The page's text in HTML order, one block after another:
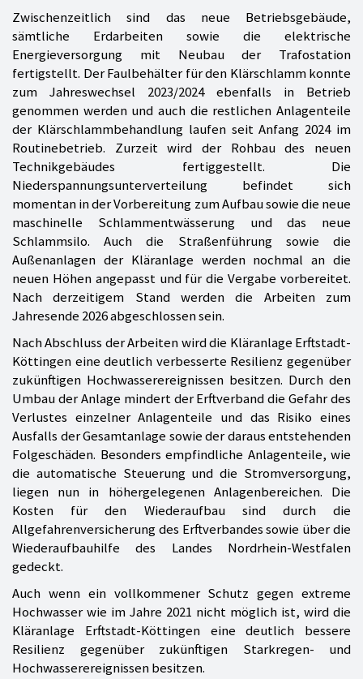
Zwischenzeitlich sind das neue Betriebsgebäude,
sämtliche Erdarbeiten sowie die elektrische
Energieversorgung mit Neubau der Trafostation
fertigstellt. Der Faulbehälter für den Klärschlamm konnte
zum Jahreswechsel 2023/2024 ebenfalls in Betrieb
genommen werden und auch die restlichen Anlagenteile
der Klärschlammbehandlung laufen seit Anfang 2024 im
Routinebetrieb. Zurzeit wird der Rohbau des neuen
Technikgebäudes fertiggestellt. Die
Niederspannungsunterverteilung befindet sich
momentan in der Vorbereitung zum Aufbau sowie die neue
maschinelle Schlammentwässerung und das neue
Schlammsilo. Auch die Straßenführung sowie die
Außenanlagen der Kläranlage werden nochmal an die
neuen Höhen angepasst und für die Vergabe vorbereitet.
Nach derzeitigem Stand werden die Arbeiten zum
Jahresende 2026 abgeschlossen sein.
Nach Abschluss der Arbeiten wird die Kläranlage Erftstadt-
Köttingen eine deutlich verbesserte Resilienz gegenüber
zukünftigen Hochwasserereignissen besitzen. Durch den
Umbau der Anlage mindert der Erftverband die Gefahr des
Verlustes einzelner Anlagenteile und das Risiko eines
Ausfalls der Gesamtanlage sowie der daraus entstehenden
Folgeschäden. Besonders empfindliche Anlagenteile, wie
die automatische Steuerung und die Stromversorgung,
liegen nun in höhergelegenen Anlagenbereichen. Die
Kosten für den Wiederaufbau sind durch die
Allgefahrenversicherung des Erftverbandes sowie über die
Wiederaufbauhilfe des Landes Nordrhein-Westfalen
gedeckt.
Auch wenn ein vollkommener Schutz gegen extreme
Hochwasser wie im Jahre 2021 nicht möglich ist, wird die
Kläranlage Erftstadt-Köttingen eine deutlich bessere
Resilienz gegenüber zukünftigen Starkregen- und
Hochwasserereignissen besitzen.